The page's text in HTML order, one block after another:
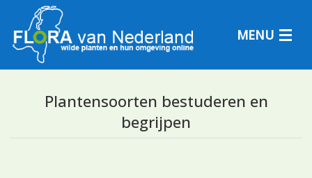
MENU
Plantensoorten bestuderen en
begrijpen